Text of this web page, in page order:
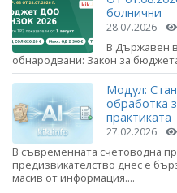
болнични
28.07.2026
В Държавен
обнародвани: Закон за
Модул:
обработка
практиката
27.02.2026
В съвременната счетоводна
предизвикателство днес е
масив от информация....